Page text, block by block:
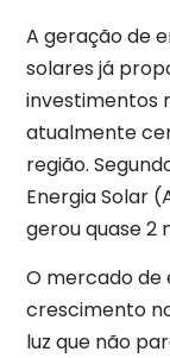
A geração de
solares já
investimentos
atualmente
região.
Energia Solar
gerou quase 2
O mercado de
crescimento
luz que não